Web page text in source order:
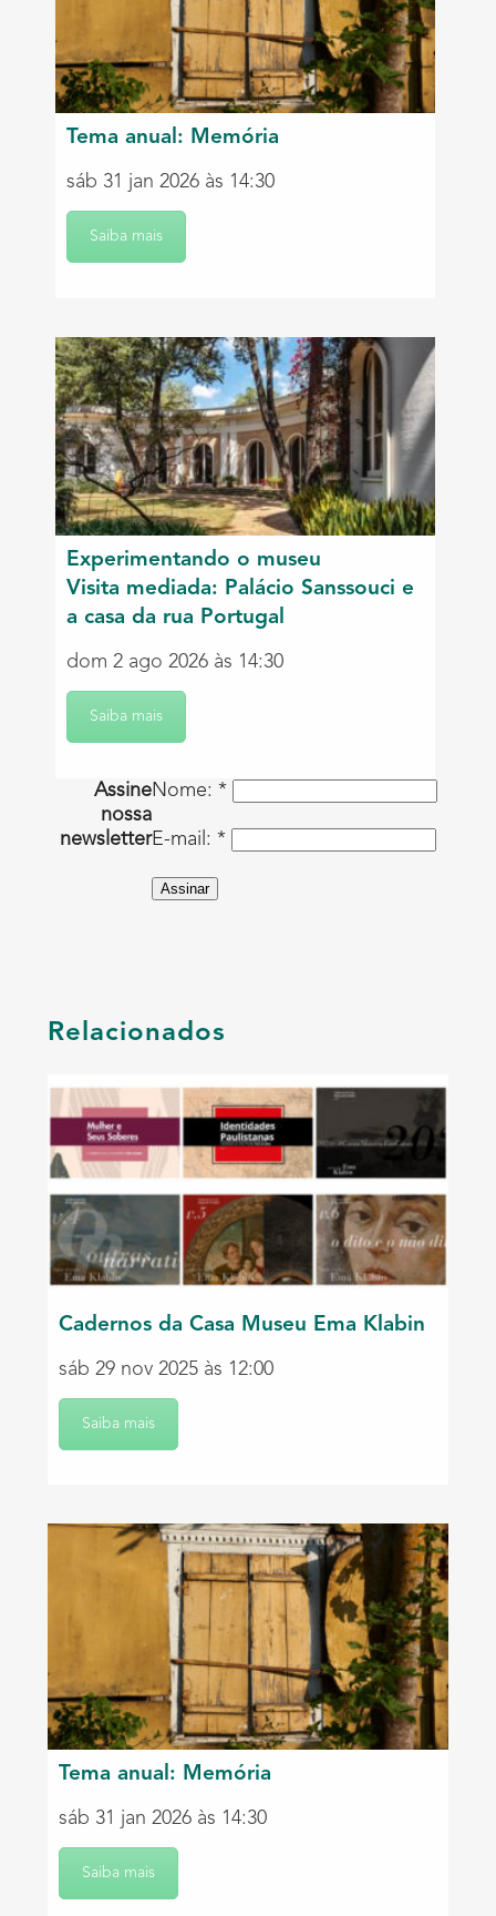
Tema anual: Memória
sáb 31 jan 2026 às 14:30
Saiba mais
Experimentando o museu
Visita mediada: Palácio Sanssouci e
a casa da rua Portugal
dom 2 ago 2026 às 14:30
Saiba mais
Assine
nossa
newsletter
Nome: *
E-mail: *
Assinar
Relacionados
Cadernos da Casa Museu Ema Klabin
sáb 29 nov 2025 às 12:00
Saiba mais
Tema anual: Memória
sáb 31 jan 2026 às 14:30
Saiba mais